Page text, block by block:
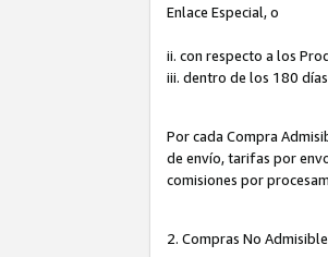
Enlace Especial, o
ii. con respecto a los
iii. dentro de los 180
Por cada Compra
de envío, tarifas por
comisiones por
2. Compras No